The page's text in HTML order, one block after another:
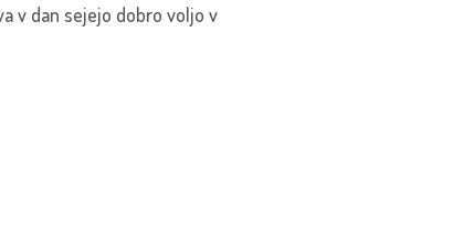
v dan sejejo dobro voljo v